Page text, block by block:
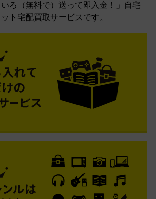
ろ（無料で）送って即入金！」自宅
ト宅配買取サービスです。